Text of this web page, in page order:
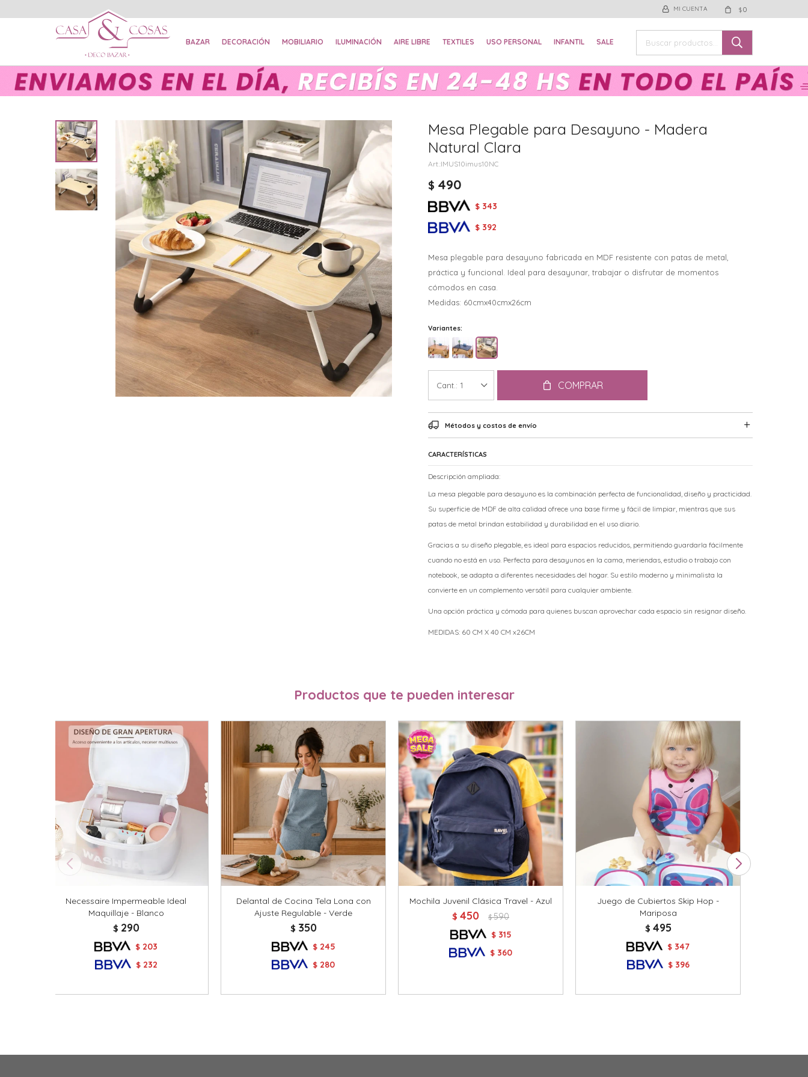
BAZAR DECORACIÓN MOBILIARIO ILUMINACIÓN AIRE LIBRE TEXTILES USO PERSONAL INFANTIL SALE
$0
Mesa Plegable para Desayuno - Madera
Natural Clara
IMUS10imus10NC
$ 490
$ 343
$ 392
Mesa plegable para desayuno fabricada en MDF resistente con patas de metal,
práctica y funcional. Ideal para desayunar, trabajar o disfrutar de momentos
cómodos en casa.
Medidas: 60cmx40cmx26cm
Variantes:
1 COMPRAR
Métodos y costos de envío
CARACTERÍSTICAS
Descripción ampliada:
La mesa plegable para desayuno es la combinación perfecta de funcionalidad, diseño y practicidad.
Su superficie de MDF de alta calidad ofrece una base firme y fácil de limpiar, mientras que sus
patas de metal brindan estabilidad y durabilidad en el uso diario.
Gracias a su diseño plegable, es ideal para espacios reducidos, permitiendo guardarla fácilmente
cuando no está en uso. Perfecta para desayunos en la cama, meriendas, estudio o trabajo con
notebook, se adapta a diferentes necesidades del hogar. Su estilo moderno y minimalista la
convierte en un complemento versátil para cualquier ambiente.
Una opción práctica y cómoda para quienes buscan aprovechar cada espacio sin resignar diseño.
MEDIDAS: 60 CM X 40 CM x26CM
Productos que te pueden interesar
Necessaire Impermeable Ideal
Maquillaje - Blanco
$ 290
$ 203
$ 232
Delantal de Cocina Tela Lona con
Ajuste Regulable - Verde
$ 350
$ 245
$ 280
Mochila Juvenil Clásica Travel - Azul
$ 450 $ 590
$ 315
$ 360
Juego de Cubiertos Skip Hop -
Mariposa
$ 495
$ 347
$ 396